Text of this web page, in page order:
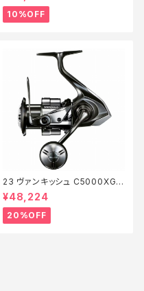
10%OFF
23 ヴァンキッシュ C5000XG
【特価リール】【20】
¥48,224
20%OFF